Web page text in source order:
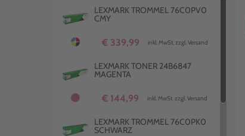
€ 94,99
LEXMARK TROMMEL 76C0PV0
CMY
€ 339,99 inkl. MwSt. zzgl. Versand
LEXMARK TONER 24B6847
MAGENTA
€ 144,99 inkl. MwSt. zzgl. Versand
LEXMARK TROMMEL 76C0PK0
SCHWARZ